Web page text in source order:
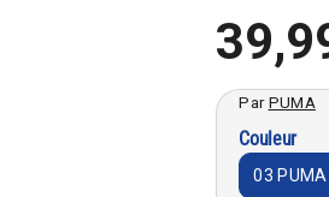
ParPUMA
Couleur
03 PUMA